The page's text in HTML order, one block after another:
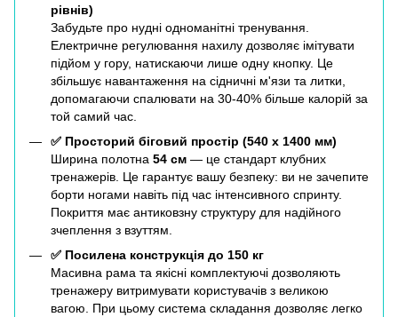
рівнів)
Забудьте про нудні одноманітні тренування.
Електричне регулювання нахилу дозволяє імітувати
підйом у гору, натискаючи лише одну кнопку. Це
збільшує навантаження на сідничні м'язи та литки,
допомагаючи спалювати на 30-40% більше калорій за
той самий час.
✅ Просторий біговий простір (540 х 1400 мм)
Ширина полотна 54 см — це стандарт клубних
тренажерів. Це гарантує вашу безпеку: ви не зачепите
борти ногами навіть під час інтенсивного спринту.
Покриття має антиковзну структуру для надійного
зчеплення з взуттям.
✅ Посилена конструкція до 150 кг
Масивна рама та якісні комплектуючі дозволяють
тренажеру витримувати користувачів з великою
вагою. При цьому система складання дозволяє легко